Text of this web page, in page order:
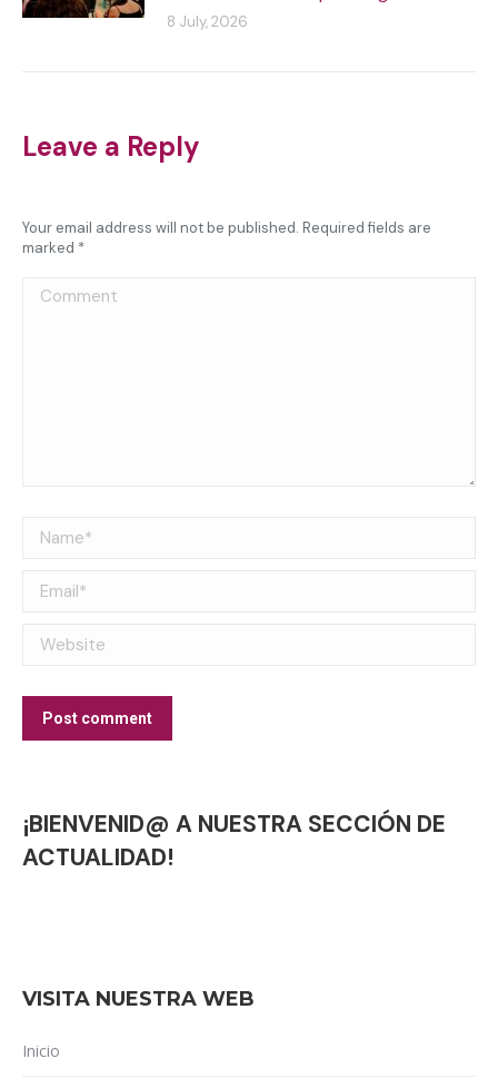
8 July, 2026
Leave a Reply
Your email address will not be published. Required fields are
marked *
Comment
Name *
Email *
Website
Post comment
¡BIENVENID@ A NUESTRA SECCIÓN DE
ACTUALIDAD!
VISITA NUESTRA WEB
Inicio